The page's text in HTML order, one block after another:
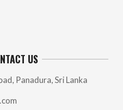
US
Panadura, Sri Lanka